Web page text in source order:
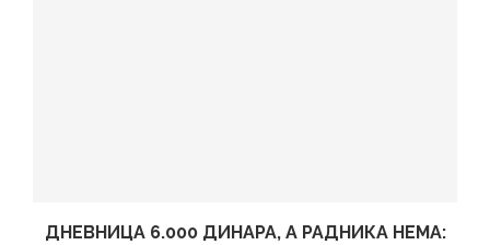
ДНЕВНИЦА 6.000 ДИНАРА, А РАДНИКА НЕМА: